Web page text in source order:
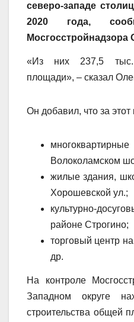
северо-западе
2020 года,
Мосгосстройнадзора
«Из них 237,5 тыс.
площади», – сказал
Он добавил, что за
Волоколамском
жилые здания,
Хорошевской ул.;
культурно-
районе Строгино;
торговый центр
др.
На контроле
Западном округе
строительства общей